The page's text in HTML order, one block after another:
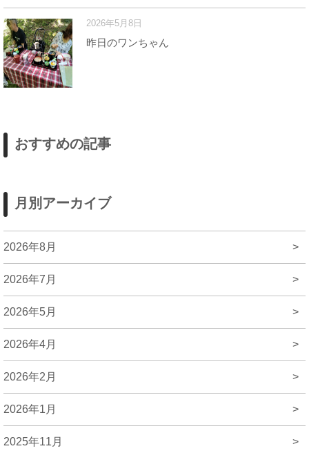
2026年5月8日
昨日のワンちゃん
おすすめの記事
月別アーカイブ
2026年8月 >
2026年7月 >
2026年5月 >
2026年4月 >
2026年2月 >
2026年1月 >
2025年11月 >